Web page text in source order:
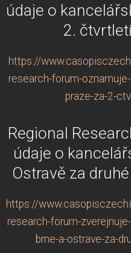
údaje o
2.
https://
research-forum-
praze-za-2-
Regional
údaje o
Ostravě za
https://
research-forum-
brne-a-ostrave-za-